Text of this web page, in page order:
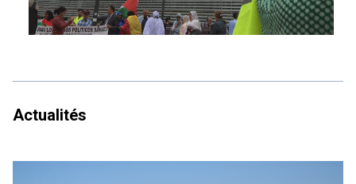
Actualités